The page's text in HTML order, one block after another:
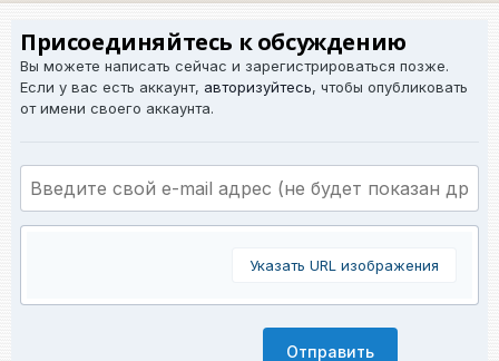
Присоединяйтесь к обсуждению
Вы можете написать сейчас и зарегистрироваться позже.
Если у вас есть аккаунт, авторизуйтесь, чтобы опубликовать
от имени своего аккаунта.
Указать URL изображения
Отправить